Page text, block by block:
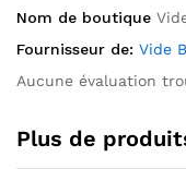
Nom de boutique
Fournisseur de: Vide
Aucune évaluation
Plus de